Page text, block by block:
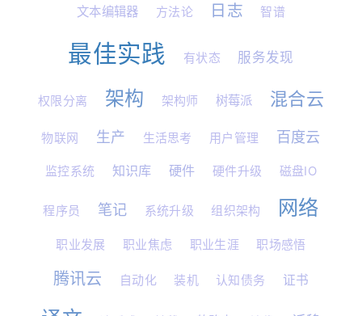
文本编辑器 方法论 日志 智谱
最佳实践 有状态 服务发现
权限分离 架构 架构师 树莓派 混合云
物联网 生产 生活思考 用户管理 百度云
监控系统 知识库 硬件 硬件升级 磁盘IO
程序员 笔记 系统升级 组织架构 网络
职业发展 职业焦虑 职业生涯 职场感悟
腾讯云 自动化 装机 认知债务 证书